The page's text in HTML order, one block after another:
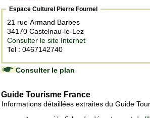
Espace Culturel Pierre Fournel
21 rue Armand Barbes
34170 Castelnau-le-Lez
Consulter le site Internet
Tel : 0467142740
Consulter le plan
Guide Tourisme France
Informations détaillées extraites du Guide